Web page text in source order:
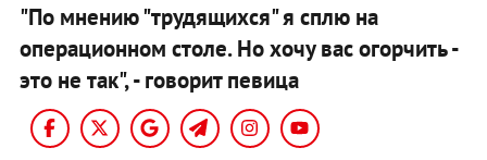
"По мнению "трудящихся" я сплю на
операционном столе. Но хочу вас огорчить -
это не так", - говорит певица